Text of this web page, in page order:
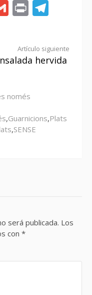
Gmail
Print
Artículo siguiente
hervida
només
,Guarnicions,Plats
,SENSE
será publicada. Los
con *